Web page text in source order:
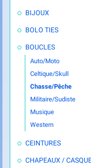
BIJOUX
BOLO TIES
BOUCLES
Auto/Moto
Celtique/Skull
Chasse/Pêche
Militaire/Sudiste
Musique
Western
CEINTURES
CHAPEAUX /